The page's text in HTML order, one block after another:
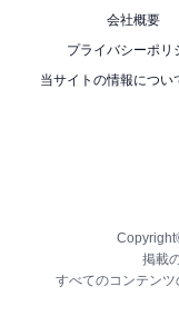
会社概要
プライバシーポリ
当サイトの情報につい
掲載
すべてのコンテンツ